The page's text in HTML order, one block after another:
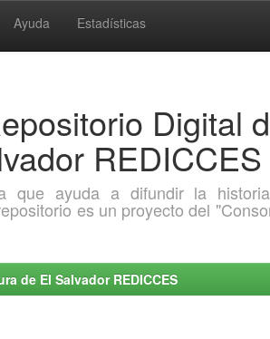
Ayuda Estadísticas
Digital
REDICCES
que ayuda a difundir la
es un proyecto del
de El Salvador REDICCES